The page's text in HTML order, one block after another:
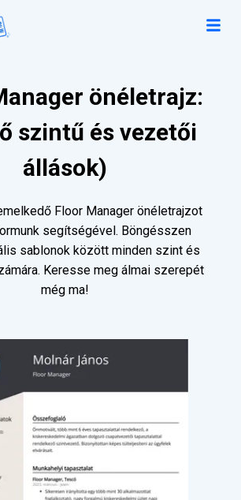
önéletrajz:
szintű és vezetői
állások)
Floor Manager önéletrajzot
segítségével. Böngésszen
sablonok között minden szint és
Keresse meg álmai szerepét
még ma!